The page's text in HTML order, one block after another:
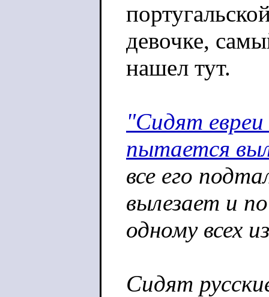
девочке,
нашел тут.
"Сидят
пытается
все его
вылезает и по
одному всех
Сидят